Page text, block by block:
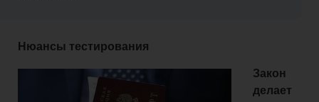
Нюансы тестирования
Закон
делает